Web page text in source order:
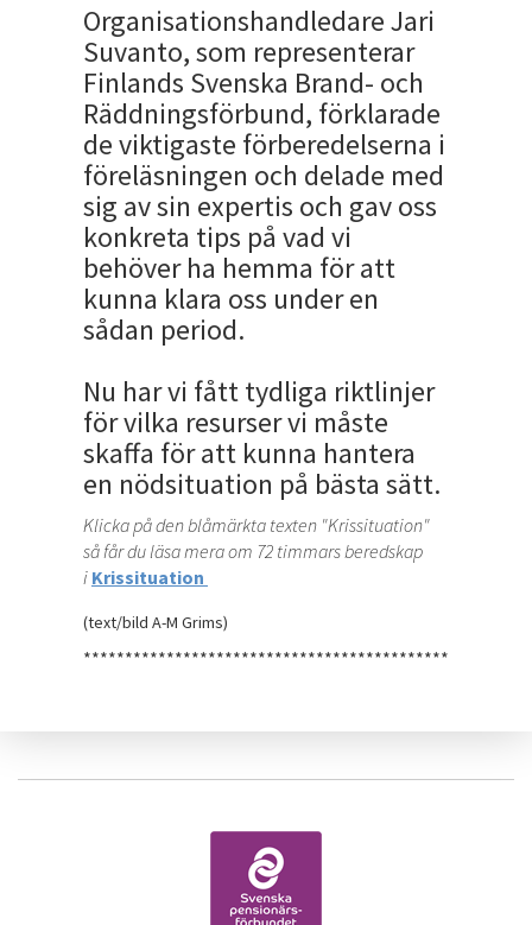
Organisationshandledare Jari
Suvanto, som representerar
Finlands Svenska Brand- och
Räddningsförbund, förklarade
de viktigaste förberedelserna i
föreläsningen och delade med
sig av sin expertis och gav oss
konkreta tips på vad vi
behöver ha hemma för att
kunna klara oss under en
sådan period.
Nu har vi fått tydliga riktlinjer
för vilka resurser vi måste
skaffa för att kunna hantera
en nödsituation på bästa sätt.
Klicka på den blåmärkta texten "Krissituation"
så får du läsa mera om 72 timmars beredskap
i Krissituation
(text/bild A-M Grims)